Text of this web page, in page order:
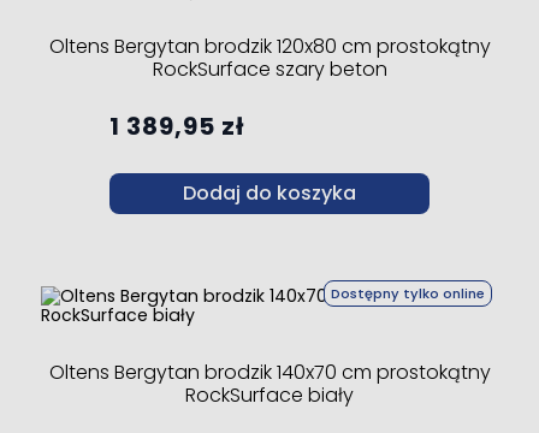
Oltens Bergytan brodzik 120x80 cm prostokątny
RockSurface szary beton
1 389,95 zł
Dodaj do koszyka
Dostępny tylko online
Oltens Bergytan brodzik 140x70 cm prostokątny
RockSurface biały